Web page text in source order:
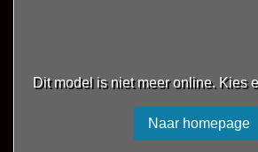
Dit model is niet meer online. Kies
Naar homepage